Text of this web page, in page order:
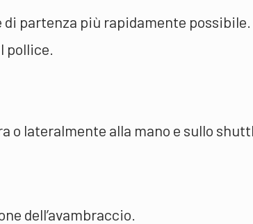
partenza più rapidamente possibile.
pollice.
o lateralmente alla mano e sullo
dell’avambraccio.